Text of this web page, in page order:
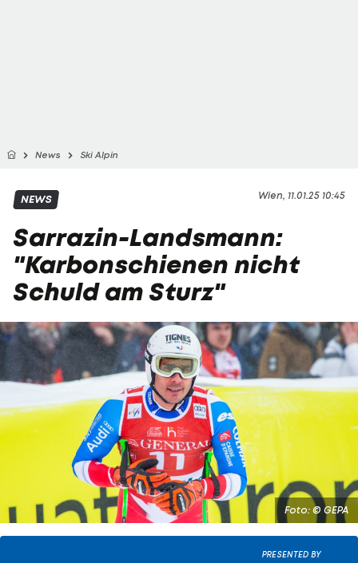
News Ski Alpin
Wien, 11.01.25 10:45
NEWS
Sarrazin-Landsmann:
"Karbonschienen nicht
Schuld am Sturz"
Foto: © GEPA
PRESENTED BY